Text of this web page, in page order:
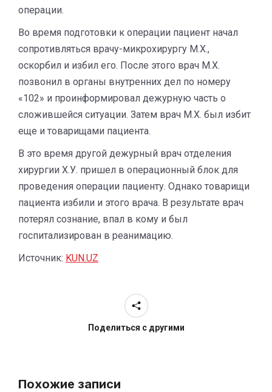
операции.
Во время подготовки к операции пациент начал
сопротивляться врачу-микрохирургу М.Х.,
оскорбил и избил его. После этого врач М.Х.
позвонил в органы внутренних дел по номеру
«102» и проинформировал дежурную часть о
сложившейся ситуации. Затем врач М.Х. был избит
еще и товарищами пациента.
В это время другой дежурный врач отделения
хирургии Х.У. пришел в операционный блок для
проведения операции пациенту. Однако товарищи
пациента избили и этого врача. В результате врач
потерял сознание, впал в кому и был
госпитализирован в реанимацию.
Источник: KUN.UZ
Поделиться с другими
Похожие записи